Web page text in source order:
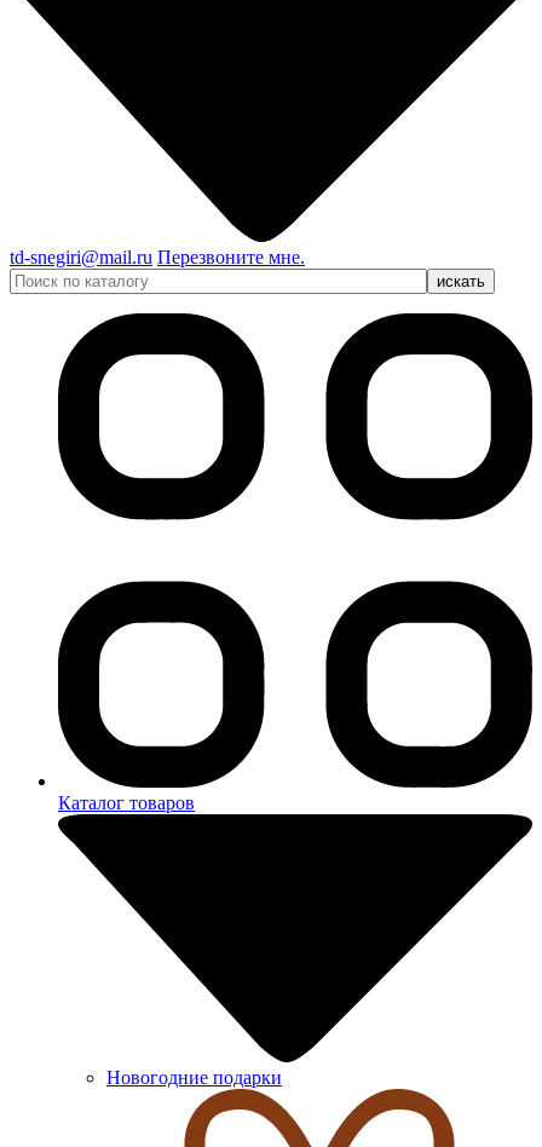
td-snegiri@mail.ru Перезвоните мне.
Каталог товаров
Новогодние подарки